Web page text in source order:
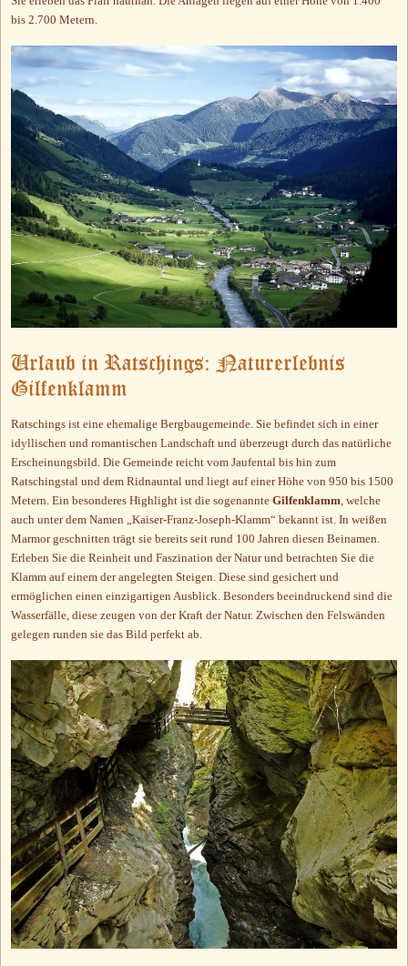
bis 2.700 Metern.
Urlaub in Ratschings: Naturerlebnis
Gilfenklamm
Ratschings ist eine ehemalige Bergbaugemeinde. Sie befindet sich in einer
idyllischen und romantischen Landschaft und überzeugt durch das natürliche
Erscheinungsbild. Die Gemeinde reicht vom Jaufental bis hin zum
Ratschingstal und dem Ridnauntal und liegt auf einer Höhe von 950 bis 1500
Metern. Ein besonderes Highlight ist die sogenannteGilfenklamm, welche
auch unter dem Namen „Kaiser-Franz-Joseph-Klamm“ bekannt ist. In weißen
Marmor geschnitten trägt sie bereits seit rund 100 Jahren diesen Beinamen.
Erleben Sie die Reinheit und Faszination der Natur und betrachten Sie die
Klamm auf einem der angelegten Steigen. Diese sind gesichert und
ermöglichen einen einzigartigen Ausblick. Besonders beeindruckend sind die
Wasserfälle, diese zeugen von der Kraft der Natur. Zwischen den Felswänden
gelegen runden sie das Bild perfekt ab.